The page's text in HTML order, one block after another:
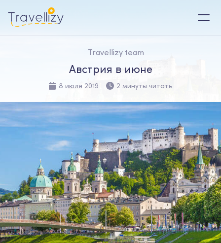
Travellizy team
Австрия в июне
8 июля 2019 2 минуты читать